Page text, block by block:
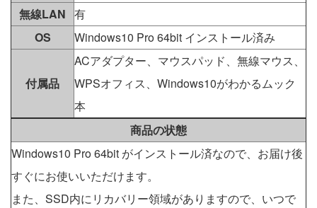
無線LAN 有
OS
Windows10 Pro 64bit インストール済み
付属品
ACアダプター、マウスパッド、無線マウス、
WPSオフィス、Windows10がわかるムック
本
商品の状態
Windows10 Pro 64bit がインストール済なので、お届け後
すぐにお使いいただけます。
また、SSD内にリカバリー領域がありますので、いつで